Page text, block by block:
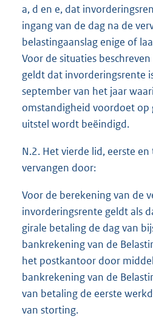
a, d en e, dat
ingang van de dag na de
belastingaanslag enige of
Voor de situaties
geldt dat invorderingsrente
september van het jaar
omstandigheid voordoet op
uitstel wordt beëindigd.
N.2. Het vierde lid, eerste
vervangen door:
Voor de berekening van de
invorderingsrente geldt als
girale betaling de dag van
bankrekening van de
het postkantoor door
bankrekening van de
van betaling de eerste
van storting.